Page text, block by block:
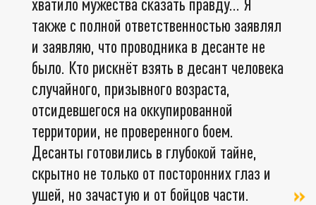
также с полной ответственностью заявлял
и заявляю, что проводника в десанте не
было. Кто рискнёт взять в десант человека
случайного, призывного возраста,
отсидевшегося на оккупированной
территории, не проверенного боем.
Десанты готовились в глубокой тайне,
скрытно не только от посторонних глаз и
ушей, но зачастую и от бойцов части.